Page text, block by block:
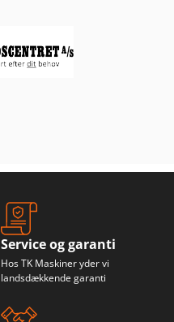
Service og garanti
Hos TK Maskiner yder vi
landsdækkende garanti